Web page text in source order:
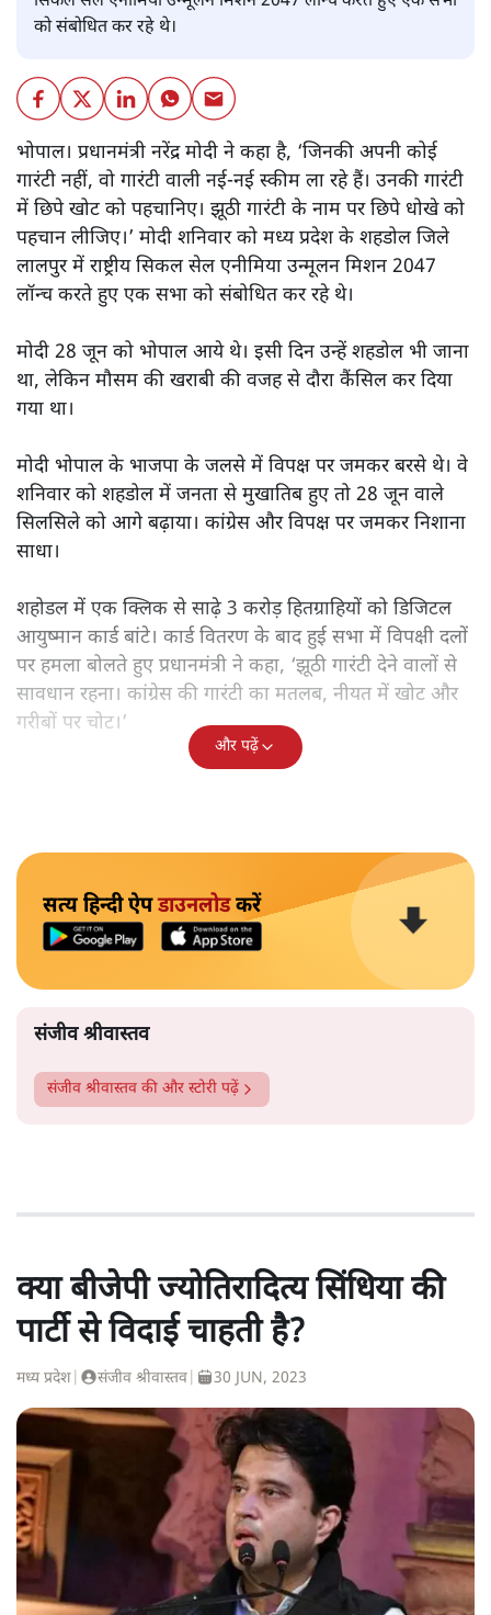
को संबोधित कर रहे थे।
भोपाल। प्रधानमंत्री नरेंद्र मोदी ने कहा है, ‘जिनकी अपनी कोई
गारंटी नहीं, वो गारंटी वाली नई-नई स्कीम ला रहे हैं। उनकी गारंटी
में छिपे खोट को पहचानिए। झूठी गारंटी के नाम पर छिपे धोखे को
पहचान लीजिए।’ मोदी शनिवार को मध्य प्रदेश के शहडोल जिले
लालपुर में राष्ट्रीय सिकल सेल एनीमिया उन्मूलन मिशन 2047
लॉन्च करते हुए एक सभा को संबोधित कर रहे थे।
मोदी 28 जून को भोपाल आये थे। इसी दिन उन्हें शहडोल भी जाना
था, लेकिन मौसम की खराबी की वजह से दौरा कैंसिल कर दिया
गया था।
मोदी भोपाल के भाजपा के जलसे में विपक्ष पर जमकर बरसे थे। वे
शनिवार को शहडोल में जनता से मुखातिब हुए तो 28 जून वाले
सिलसिले को आगे बढ़ाया। कांग्रेस और विपक्ष पर जमकर निशाना
साधा।
शहोडल में एक क्लिक से साढ़े 3 करोड़ हितग्राहियों को डिजिटल
आयुष्मान कार्ड बांटे। कार्ड वितरण के बाद हुई सभा में विपक्षी दलों
पर हमला बोलते हुए प्रधानमंत्री ने कहा, ‘झूठी गारंटी देने वालों से
सावधान रहना। कांग्रेस की गारंटी का मतलब, नीयत में खोट और
गरीबों पर चोट।’
और पढ़ें
सत्य हिन्दी ऐपडाउनलोडकरें
संजीव श्रीवास्तव
संजीव श्रीवास्तव की और स्टोरी पढ़ें
क्या बीजेपी ज्योतिरादित्य सिंधिया की
पार्टी से विदाई चाहती है?
मध्य प्रदेश संजीव श्रीवास्तव 30 JUN, 2023